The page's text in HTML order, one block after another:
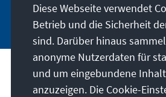
Jetzt
Unser Auftrag
Diese Webseite verwendet
Betrieb und die Sicherheit
sind. Darüber hinaus
anonyme Nutzerdaten für
und um eingebundene
anzuzeigen. Die Cookie-